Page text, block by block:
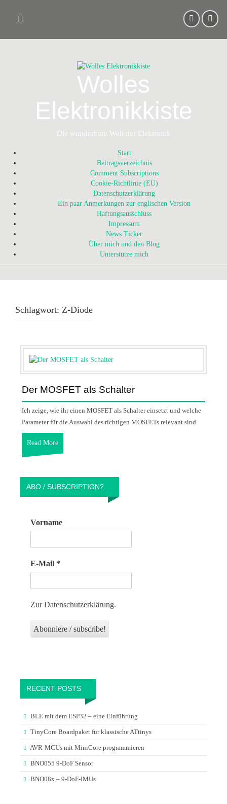
content
Wolles
Elektronikkiste
Die wunderbare Welt der Elektronik
Start
Beitragsverzeichnis
Comment Subscriptions
Cookie-Richtlinie (EU)
Datenschutzerklärung
Ein paar Anmerkungen zur englischen Version
Haftungsausschluss
Impressum
News Ticker
Über mich und den Blog
Unterstütze mich
Schlagwort: Z-Diode
Der MOSFET als Schalter
Ich zeige, wie ihr einen MOSFET als Schalter einsetzt und welche
Parameter für die Auswahl des richtigen MOSFETs relevant sind.
Read More
ABO / SUBSCRIPTION?
Vorname
E-Mail *
Zur Datenschutzerklärung.
RECENT POSTS
BLE mit dem ESP32 – eine Einführung
TinyCore Boardpaket für klassische ATtinys
AVR-MCUs mit MiniCore programmieren
BNO055 9-DoF Sensor
BNO08x – 9-DoF-IMUs